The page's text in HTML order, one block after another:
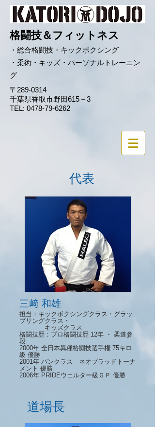
格闘技＆フ ィットネス
・総合格闘技・キックボクシング
・柔術・キッズ・パーソナルトレーニン
グ
〒289-0314
千葉県香取市野田615－3
TEL: 0478-79-6262
代表
三﨑 和雄
担当：キックボクシングクラス・グラッ
プリングクラス・
キッズクラス
格闘技歴：プロ格闘技歴 12年 ・ 柔道参
段
2000年 全日本異種格闘技選手権 75キロ
級 優勝
2001年 パンクラス ネオブラッドトーナ
メント 優勝
2006年 PRIDEウェルター級ＧＰ 優勝
道場長